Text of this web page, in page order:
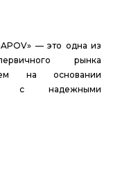
— это одна из
рынка
на основании
с надежными